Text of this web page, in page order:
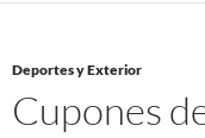
Deportes y Exterior
Cupones